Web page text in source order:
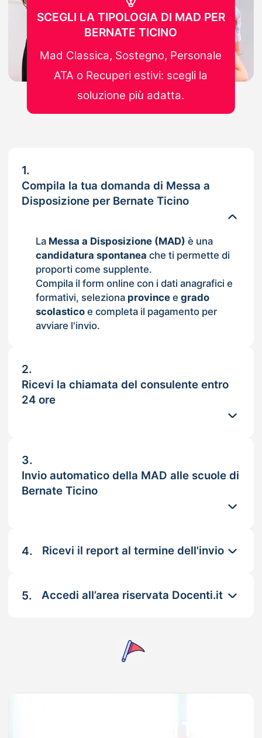
1.
Compila la tua domanda di Messa a
Disposizione per Bernate Ticino
La Messa a Disposizione (MAD) è una
candidatura spontanea che ti permette di
proporti come supplente.
Compila il form online con i dati anagrafici e
formativi, seleziona provincee grado
scolasticoe completa il pagamento per
avviare l'invio.
2.
Ricevi la chiamata del consulente entro
24 ore
3.
Invio automatico della MAD alle scuole di
Bernate Ticino
4. Ricevi il report al termine dell'invio
5. Accedi all’area riservata Docenti.it
SCEGLI LA TIPOLOGIA DI MAD PER
BERNATE TICINO
Mad Classica, Sostegno, Personale
ATA o Recuperi estivi: scegli la
soluzione più adatta.